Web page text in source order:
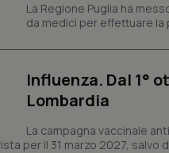
La Regione Puglia ha
da medici per effettuare la
Influenza. Dal 1°
Lombardia
La campagna vaccinale
per il 31 marzo 2027, salvo
PHPSESSID